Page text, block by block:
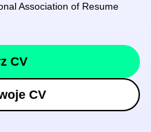
Association of Resume
CV
CV